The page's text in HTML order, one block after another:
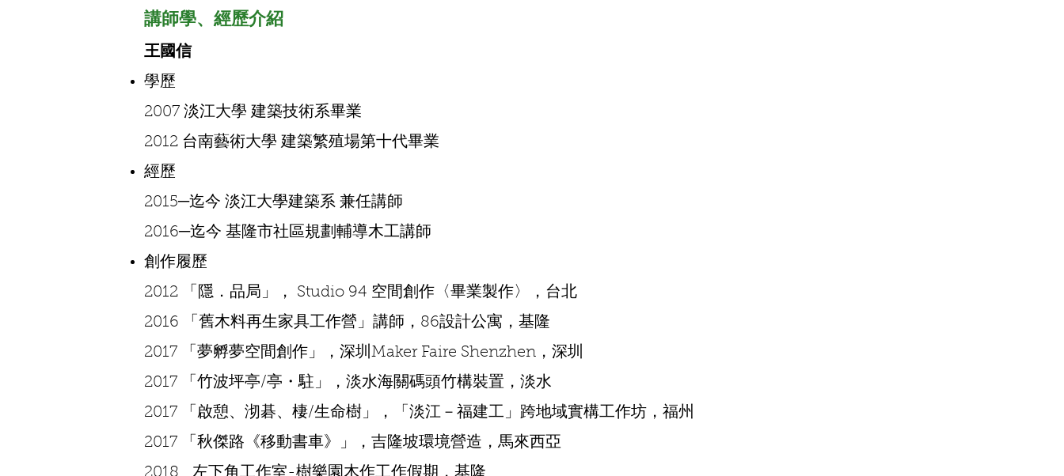
講師學、經歷介紹
王國信
學歷
2007 淡江大學 建築技術系畢業
2012 台南藝術大學 建築繁殖場第十代畢業
經歷
2015─迄今 淡江大學建築系 兼任講師
2016─迄今 基隆市社區規劃輔導木工講師
創作履歷
2012 「隱．品局」， Studio 94 空間創作〈畢業製作〉，台北
2016 「舊木料再生家具工作營」講師，86設計公寓，基隆
2017 「夢孵夢空間創作」，深圳Maker Faire Shenzhen，深圳
2017 「竹波坪亭/亭・駐」，淡水海關碼頭竹構裝置，淡水
2017 「啟憩、沏碁、棲/生命樹」，「淡江－福建工」跨地域實構工作坊，福州
2017 「秋傑路《移動書車》」，吉隆坡環境營造，馬來西亞
2018 左下角工作室-樹樂園木作工作假期，基隆